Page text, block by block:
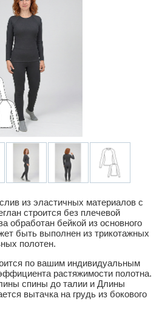
из эластичных материалов с
строится без плечевой
обработан бейкой из основного
быть выполнен из трикотажных
полотен.
по вашим индивидуальным
растяжимости полотна.
спины до талии и Длины
вытачка на грудь из бокового